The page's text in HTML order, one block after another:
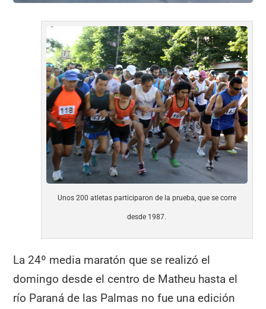
Unos 200 atletas participaron de la prueba, que se corre
desde 1987.
La 24º media maratón que se realizó el
domingo desde el centro de Matheu hasta el
río Paraná de las Palmas no fue una edición